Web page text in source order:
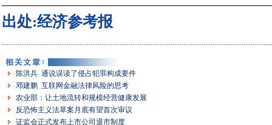
出处:经济参考报
陈洪兵 通说误读了侵占犯罪构成要件
邓建鹏 互联网金融法律风险的思考
农业部：让土地流转和规模经营健康发展
反恐怖主义法草案月底有望首次审议
证监会正式发布上市公司退市制度